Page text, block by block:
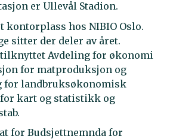
er Ullevål Stadion.
kontorplass hos NIBIO Oslo.
sitter der deler av året.
Avdeling for økonomi
for matproduksjon og
for landbruksøkonomisk
kart og statistikk og
for Budsjettnemnda for